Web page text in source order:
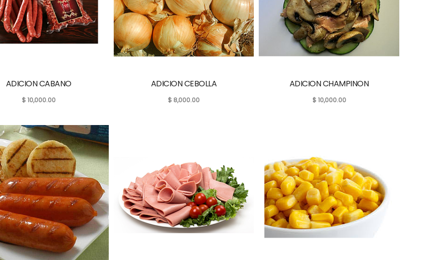
ADICION CABANO
$10,000.00
ADICION CEBOLLA
$ 8,000.00
ADICION CHAMPINON
$10,000.00